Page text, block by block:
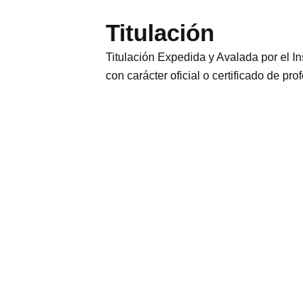
Titulación
Titulación Expedida y Avalada por el
con carácter oficial o certificado de